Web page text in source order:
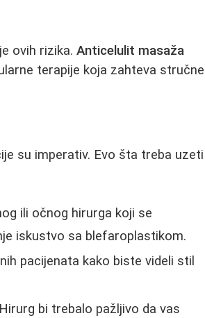
ovih rizika.Anticelulit masaža
terapije koja zahteva stručne
su imperativ. Evo šta treba uzeti
ili očnog hirurga koji se
iskustvo sa blefaroplastikom.
pacijenata kako biste videli stil
bi trebalo pažljivo da vas